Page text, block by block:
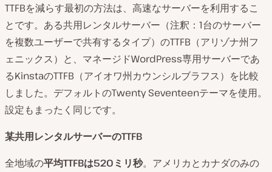
TTFBを減らす最初の方法は、高速なサーバーを利用するこ
とです。ある共用レンタルサーバー（注釈：1台のサーバー
を複数ユーザーで共有するタイプ）のTTFB（アリゾナ州フ
ェニックス）と、マネージドWordPress専用サーバーであ
るKinstaのTTFB（アイオワ州カウンシルブラフス）を比較
しました。デフォルトのTwenty Seventeenテーマを使用。
設定もまったく同じです。
某共用レンタルサーバーのTTFB
全地域の平均TTFBは520ミリ秒。アメリカとカナダのみの